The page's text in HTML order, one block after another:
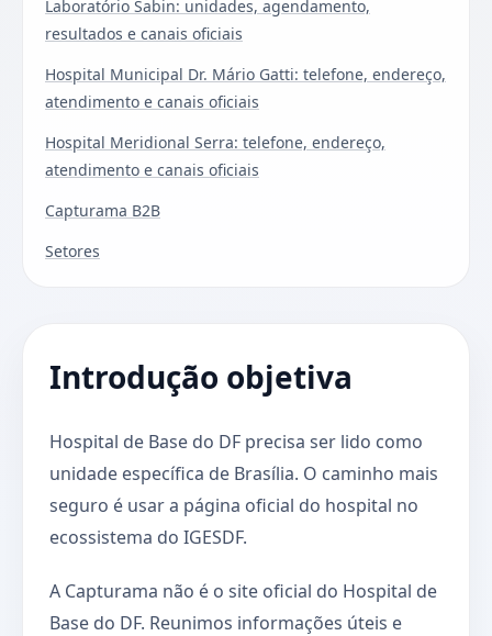
Laboratório Sabin: unidades, agendamento,
resultados e canais oficiais
Hospital Municipal Dr. Mário Gatti: telefone, endereço,
atendimento e canais oficiais
Hospital Meridional Serra: telefone, endereço,
atendimento e canais oficiais
Capturama B2B
Setores
Introdução objetiva
Hospital de Base do DF precisa ser lido como
unidade específica de Brasília. O caminho mais
seguro é usar a página oficial do hospital no
ecossistema do IGESDF.
A Capturama não é o site oficial do Hospital de
Base do DF. Reunimos informações úteis e